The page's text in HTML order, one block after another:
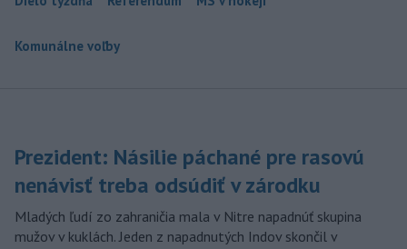
Komunálne voľby
Prezident: Násilie páchané pre rasovú
nenávisť treba odsúdiť v zárodku
Mladých ľudí zo zahraničia mala v Nitre napadnúť skupina
mužov v kuklách. Jeden z napadnutých Indov skončil v